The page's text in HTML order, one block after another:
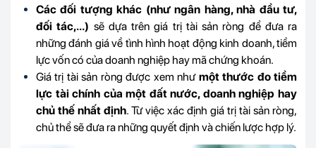
Các đối tượng khác (như ngân hàng, nhà đầu tư,
đối tác,...) sẽ dựa trên giá trị tài sản ròng để đưa ra
những đánh giá về tình hình hoạt động kinh doanh, tiềm
lực vốn có của doanh nghiệp hay mã chứng khoán.
Giá trị tài sản ròng được xem như một thước đo tiềm
lực tài chính của một đất nước, doanh nghiệp hay
chủ thế nhất định. Từ việc xác định giá trị tài sản ròng,
chủ thể sẽ đưa ra những quyết định và chiến lược hợp lý.